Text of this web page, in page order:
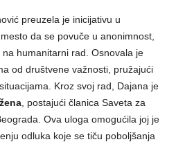
preuzela je inicijativu u
da se povuče u anonimnost,
humanitarni rad. Osnovala je
od društvene važnosti, pružajući
Kroz svoj rad, Dajana je
, postajući članica Saveta za
Ova uloga omogućila joj je
odluka koje se tiču poboljšanja